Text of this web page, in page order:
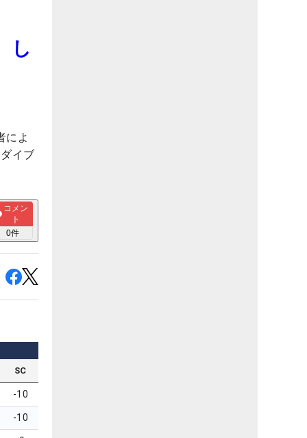
し
によ
イブ
コメン
ト
0件
SC
-10
-10